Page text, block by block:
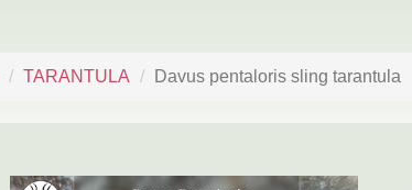
TARANTULA Davus pentaloris sling tarantula